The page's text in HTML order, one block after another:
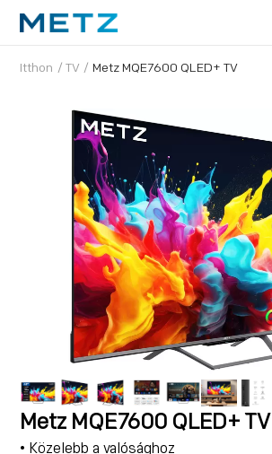
Itthon / TV / Metz MQE7600 QLED+ TV
Metz MQE7600 QLED+ TV
• Közelebb a valósághoz